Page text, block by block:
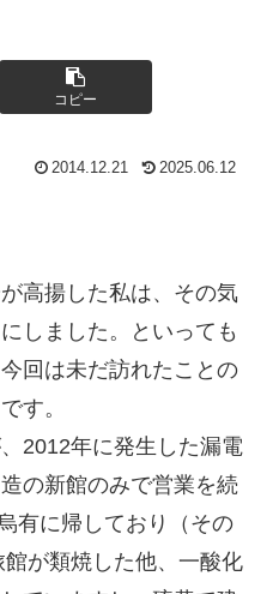
コピー
2014.12.21 2025.06.12
高揚した私は、その気
しました。といっても
回は未だ訪れたことの
す。
2012年に発生した漏電
の新館のみで営業を続
有に帰しており（その
が類焼した他、一酸化